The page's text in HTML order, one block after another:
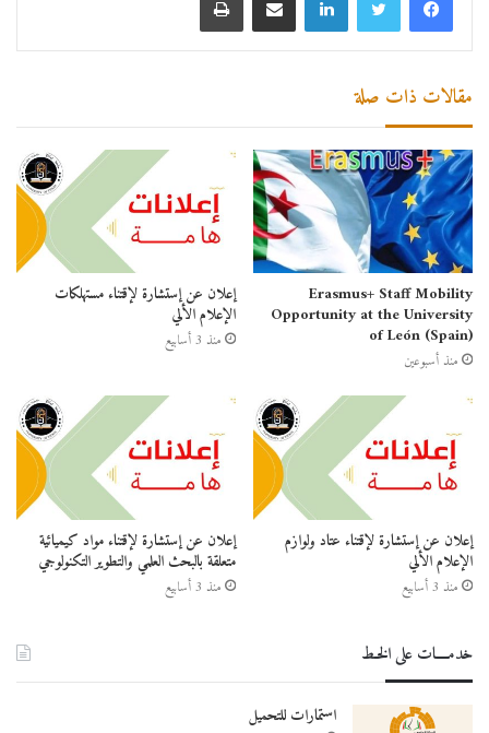
مقالات ذات صلة
Erasmus+ Staff Mobility
Opportunity at the University
of León (Spain)
منذ أسبوعين
إعلان عن إستشارة لإقتناء مستهلكات
الإعلام الألي
منذ 3 أسابيع
إعلان عن إستشارة لإقتناء عتاد ولوازم
الإعلام الألي
منذ 3 أسابيع
إعلان عن إستشارة لإقتناء مواد كيميائية
متعلقة بالبحث العلمي والتطوير التكنولوجي
منذ 3 أسابيع
خدمــــات على الخـط
استمارات للتحميل